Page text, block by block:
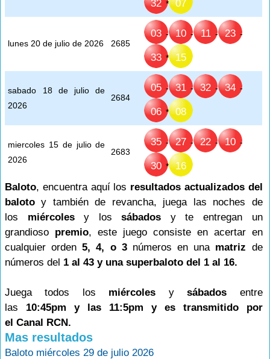
32 * 07
lunes 20 de julio de 2026 2685
03 - 10 - 11 - 23 -
33 * 15
sabado 18 de julio de
2026
2684
05 - 31 - 32 - 34 -
06 * 08
miercoles 15 de julio de
2026
2683
35 - 27 - 22 - 10 -
30 *
16
Baloto, encuentra aquí los resultados actualizados del
baloto y también de revancha, juega las noches de
los miércolesy lossábados y te entregan un
grandioso premio, este juego consiste en acertar en
cualquier orden5, 4, o 3números en una matriz de
números del 1 al 43 y una superbaloto del 1 al 16.
Juega todos los miércoles ysábados entre
las 10:45pm y las 11:5pm y es transmitido por
el Canal RCN.
Mas resultados
Baloto miércoles 29 de julio 2026